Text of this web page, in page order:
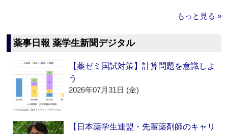
もっと見る »
薬事日報 薬学生新聞デジタル
【薬ゼミ国試対策】計算問題を意識しよ
う
2026年07月31日 (金)
【日本薬学生連盟・先輩薬剤師のキャリ